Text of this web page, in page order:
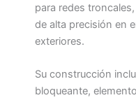
para redes
de alta precisión en
exteriores.
Su construcción
bloqueante,